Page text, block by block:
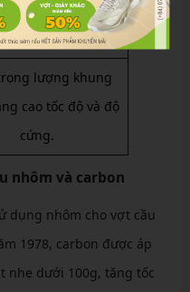
độ ổn định và sức
va chạm.
lượng khung
cao tốc độ và độ
cứng.
nhôm và carbon
dụng nhôm cho vợt cầu
1978, carbon được áp
nhẹ dưới 100g, tăng tốc